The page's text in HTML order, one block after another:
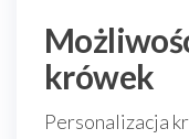
krówek
Personalizacja